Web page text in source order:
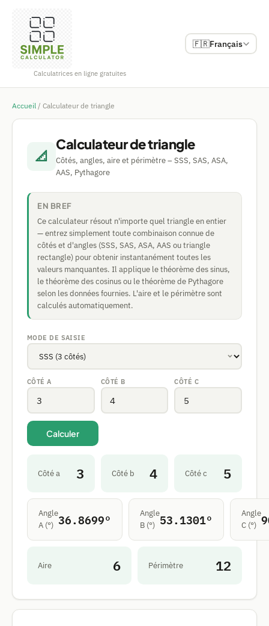
Calculatrices en ligne gratuites
🇫🇷Français
Accueil / Calculateur de triangle
📐
Calculateur de triangle
Côtés, angles, aire et périmètre – SSS, SAS, ASA,
AAS, Pythagore
EN BREF
Ce calculateur résout n'importe quel triangle en entier
— entrez simplement toute combinaison connue de
côtés et d'angles (SSS, SAS, ASA, AAS ou triangle
rectangle) pour obtenir instantanément toutes les
valeurs manquantes. Il applique le théorème des sinus,
le théorème des cosinus ou le théorème de Pythagore
selon les données fournies. L'aire et le périmètre sont
calculés automatiquement.
MODE DE SAISIE
CÔTÉ A CÔTÉ B CÔTÉ C
Calculer
Côté a 3 Côté b 4 Côté c 5
Angle
A (°) 36.8699°
Angle
B (°) 53.1301°
Angle
C (°)
Aire 6 Périmètre 12